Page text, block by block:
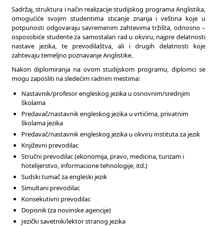
Sadržaj, struktura i način realizacije studijskog programa Anglistika,
omogućiće svojim studentima sticanje znanja i veština koje u
potpunosti odgovaraju savremenim zahtevima tržišta, odnosno –
osposobiće studente za samostalan rad u okviru, najpre delatnosti
nastave jezika, te prevodilaštva, ali i drugih delatnosti koje
zahtevaju temeljno poznavanje Anglistike.
Nakon diplomiranja na ovom studijskom programu, diplomci se
mogu zaposliti na sledećim radnim mestima:
Nastavnik/profesor engleskog jezika u osnovnim/srednjim
školama
Predavač/nastavnik engleskog jezika u vrtićima, privatnim
školama jezika
Predavač/nastavnik engleskog jezika u okviru instituta za jezik
Književni prevodilac
Stručni prevodilac (ekonomija, pravo, medicina, turizam i
hotelijerstvo, informacione tehnologije, itd.)
Sudski tumač za engleski jezik
Simultani prevodilac
Konsekutivni prevodilac
Dopisnik (za novinske agencije)
Jezički savetnik/lektor stranog jezika